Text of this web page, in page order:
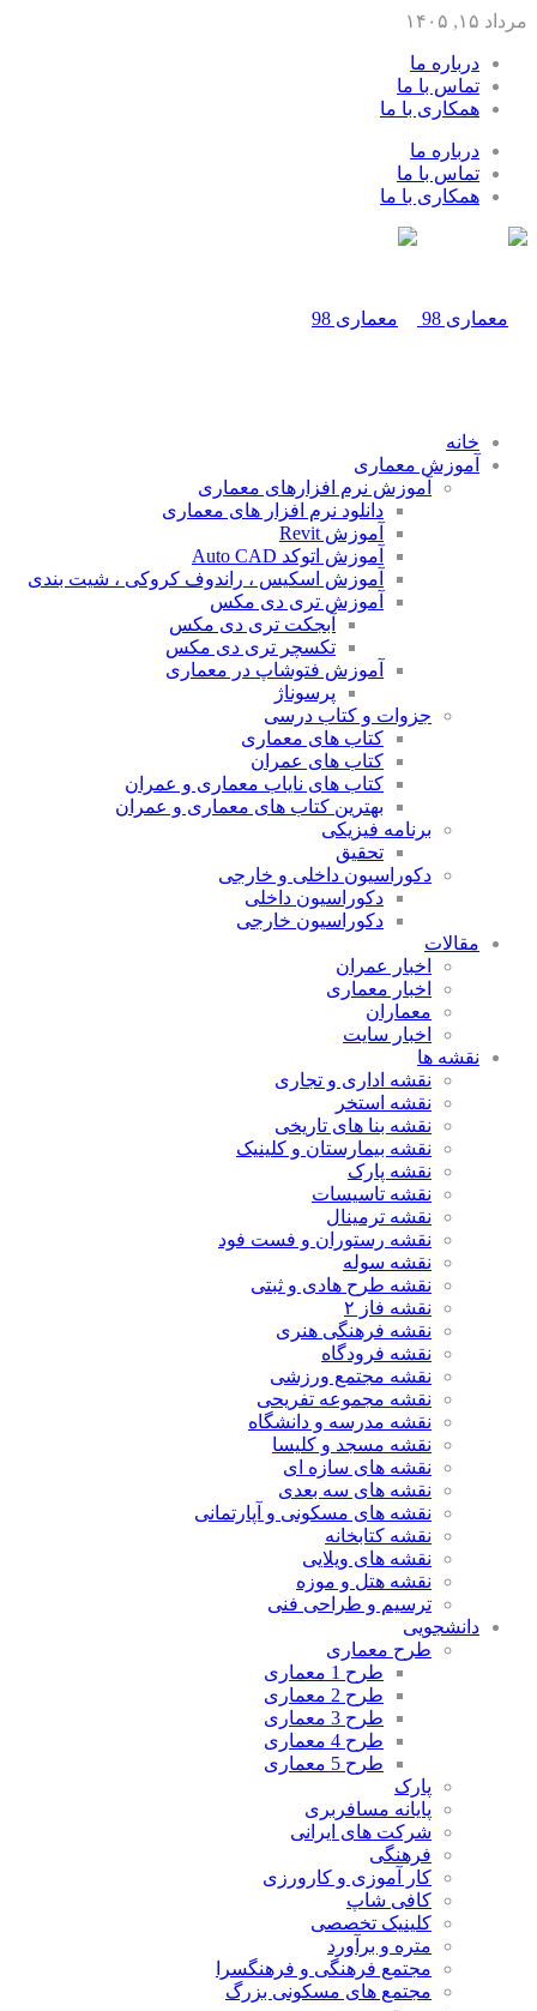
مرداد ۱۵, ۱۴۰۵
درباره ما
تماس با ما
همکاری با ما
درباره ما
تماس با ما
همکاری با ما
خانه
آموزش معماری
آموزش نرم افزارهای معماری
دانلود نرم افزار های معماری
آموزش Revit
آموزش اتوکد Auto CAD
آموزش اسکیس ، راندوف کروکی ، شیت بندی
آموزش تری دی مکس
آبجکت تری دی مکس
تکسچر تری دی مکس
آموزش فتوشاپ در معماری
پرسوناژ
جزوات و کتاب درسی
کتاب های معماری
کتاب های عمران
کتاب های نایاب معماری و عمران
بهترین کتاب های معماری و عمران
برنامه فیزیکی
تحقیق
دکوراسیون داخلی و خارجی
دکوراسیون داخلی
دکوراسیون خارجی
مقالات
اخبار عمران
اخبار معماری
معماران
اخبار سایت
نقشه ها
نقشه اداری و تجاری
نقشه استخر
نقشه بنا های تاریخی
نقشه بیمارستان و کلینیک
نقشه پارک
نقشه تاسیسات
نقشه ترمینال
نقشه رستوران و فست فود
نقشه سوله
نقشه طرح هادی و ثبتی
نقشه فاز ۲
نقشه فرهنگی هنری
نقشه فرودگاه
نقشه مجتمع ورزشی
نقشه مجموعه تفریحی
نقشه مدرسه و دانشگاه
نقشه مسجد و کلیسا
نقشه های سازه ای
نقشه های سه بعدی
نقشه های مسکونی و آپارتمانی
نقشه کتابخانه
نقشه های ویلایی
نقشه هتل و موزه
ترسیم و طراحی فنی
دانشجویی
طرح معماری
طرح 1 معماری
طرح 2 معماری
طرح 3 معماری
طرح 4 معماری
طرح 5 معماری
پارک
پایانه مسافربری
شرکت های ایرانی
فرهنگی
کار آموزی و کارورزی
کافی شاپ
کلینیک تخصصی
متره و برآورد
مجتمع فرهنگی و فرهنگسرا
مجتمع های مسکونی بزرگ